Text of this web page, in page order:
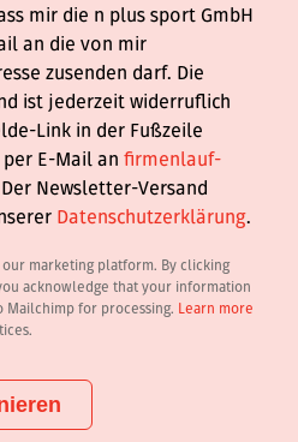
mir die n plus sport GmbH
an die von mir
zusenden darf. Die
ist jederzeit widerruflich
Link in der Fußzeile
E-Mail anfirmenlauf-
Newsletter-Versand
Datenschutzerklärung.
our marketing platform. By clicking
acknowledge that your information
for processing. Learn more